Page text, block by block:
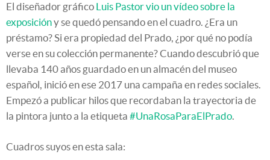
El diseñador gráfico Luis Pastor vio un vídeo sobre la
exposicióny se quedó pensando en el cuadro. ¿Era un
préstamo? Si era propiedad del Prado, ¿por qué no podía
verse en su colección permanente? Cuando descubrió que
llevaba 140 años guardado en un almacén del museo
español, inició en ese 2017 una campaña en redes sociales.
Empezó a publicar hilos que recordaban la trayectoria de
la pintora junto a la etiqueta #UnaRosaParaElPrado.
Cuadros suyos en esta sala: